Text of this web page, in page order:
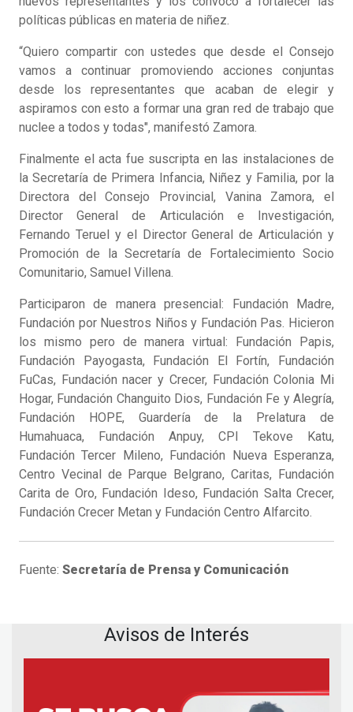
políticas públicas en materia de niñez.
“Quiero compartir con ustedes que desde el Consejo
vamos a continuar promoviendo acciones conjuntas
desde los representantes que acaban de elegir y
aspiramos con esto a formar una gran red de trabajo que
nuclee a todos y todas", manifestó Zamora.
Finalmente el acta fue suscripta en las instalaciones de
la Secretaría de Primera Infancia, Niñez y Familia, por la
Directora del Consejo Provincial, Vanina Zamora, el
Director General de Articulación e Investigación,
Fernando Teruel y el Director General de Articulación y
Promoción de la Secretaría de Fortalecimiento Socio
Comunitario, Samuel Villena.
Participaron de manera presencial: Fundación Madre,
Fundación por Nuestros Niños y Fundación Pas. Hicieron
los mismo pero de manera virtual: Fundación Papis,
Fundación Payogasta, Fundación El Fortín, Fundación
FuCas, Fundación nacer y Crecer, Fundación Colonia Mi
Hogar, Fundación Changuito Dios, Fundación Fe y Alegría,
Fundación HOPE, Guardería de la Prelatura de
Humahuaca, Fundación Anpuy, CPI Tekove Katu,
Fundación Tercer Mileno, Fundación Nueva Esperanza,
Centro Vecinal de Parque Belgrano, Caritas, Fundación
Carita de Oro, Fundación Ideso, Fundación Salta Crecer,
Fundación Crecer Metan y Fundación Centro Alfarcito.
Fuente: Secretaría de Prensa y Comunicación
Avisos de Interés